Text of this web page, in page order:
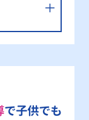
で子供でも